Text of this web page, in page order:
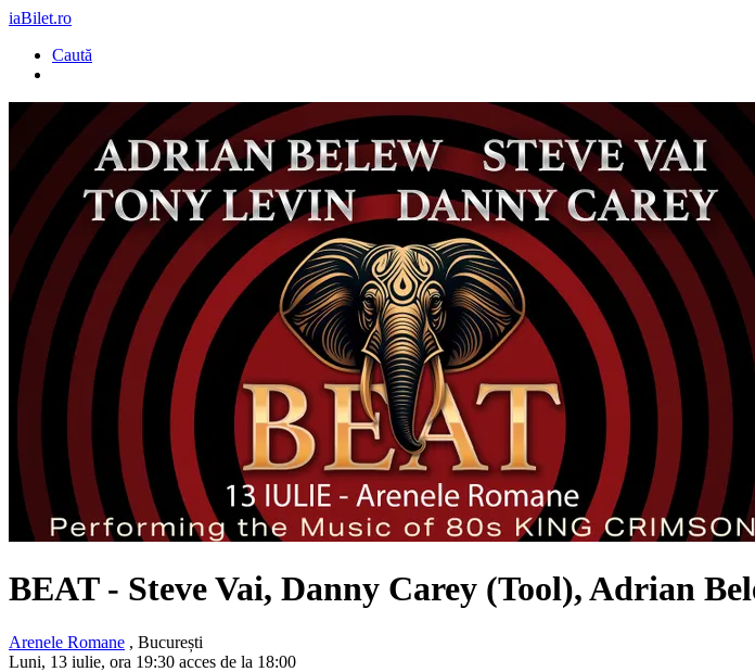
iaBilet.ro
Caută
BEAT - Steve Vai, Danny Carey (Tool), Adrian
Arenele Romane , București
Luni, 13 iulie, ora 19:30 acces de la 18:00